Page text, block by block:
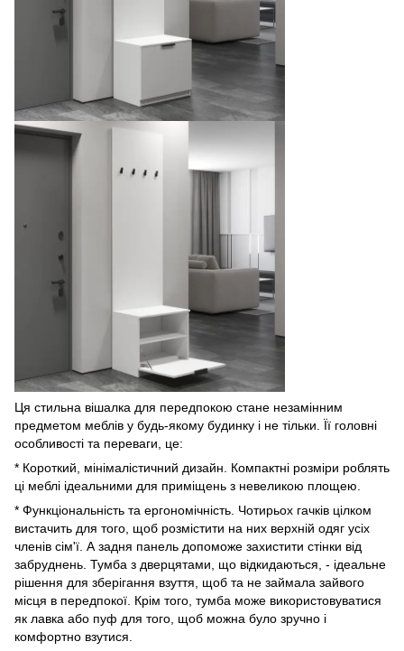
Ця стильна вішалка для передпокою стане незамінним
предметом меблів у будь-якому будинку і не тільки. Її головні
особливості та переваги, це:
* Короткий, мінімалістичний дизайн. Компактні розміри роблять
ці меблі ідеальними для приміщень з невеликою площею.
* Функціональність та ергономічність. Чотирьох гачків цілком
вистачить для того, щоб розмістити на них верхній одяг усіх
членів сім'ї. А задня панель допоможе захистити стінки від
забруднень. Тумба з дверцятами, що відкидаються, - ідеальне
рішення для зберігання взуття, щоб та не займала зайвого
місця в передпокої. Крім того, тумба може використовуватися
як лавка або пуф для того, щоб можна було зручно і
комфортно взутися.